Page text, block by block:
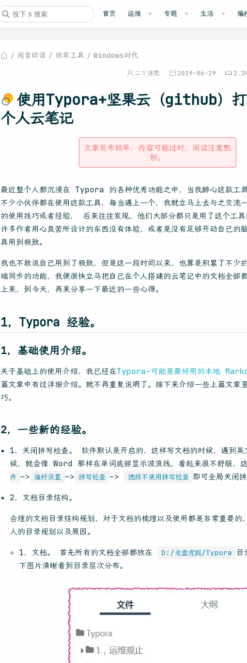
首页 运维 专题 生活 编
闲言碎语 效率工具 Windows时代
二丫讲梵 2019-06-29
使用Typora+坚果云（github）打
个人云笔记
文章发布较早，内容可能过时，阅读注意甄
别。
最近整个人都沉浸在 Typora 的各种优秀功能之中，当我醉心这款工
不少小伙伴都在使用这款工具，每当遇上一个，我就立马上去与之交流
的使用技巧或者经验， 后来往往发现，他们大部分都只是用了这个工
许多作者用心良苦所设计的东西没有体验，或者是没有足够开动自己的
具用到极致。
我也不敢说自己用到了极致，但是这一段时间以来，也算是积累了不少
端同步的功能，我便很快立马把自己在个人搭建的云笔记中的文档全
上来，到今天，再来分享一下最近的一些心得。
1，Typora 经验。
1，基础使用介绍。
关于基础上的使用介绍，我已经在Typora–可能是最好用的本地
篇文章中有过详细介绍。就不再重复说明了。接下来介绍一些上篇文章
巧。
2，一些新的经验。
1，关闭拼写检查。 软件默认是开启的，这样写文档的时候，遇到英
候，就会像 Word 那样在单词底部显示波浪线，看起来很不舒服，这
件 —> 偏好设置 —> 拼写检查 –> 选择不使用拼写检查 即可全局关闭
2，文档目录结构。
合理的文档目录结构规划，对于文档的梳理以及使用都是非常重要的
人的目录规划以及原因。
1，文档。 首先所有的文档全部都放在 D:/龙盘虎踞/Typora
目
下图片清晰看到目录层次分布。